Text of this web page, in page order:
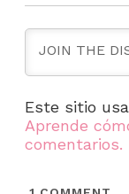
Este sitio
Aprende
comentarios.